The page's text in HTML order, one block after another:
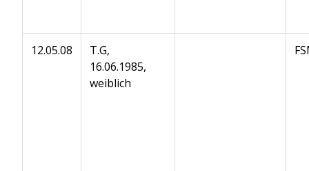
12.05.08
T.G,
16.06.1985,
weiblich